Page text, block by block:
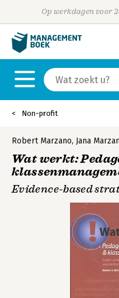
Op werkdagen voor
Non-profit
Robert Marzano, Jana
Wat werkt:
Evidence-based